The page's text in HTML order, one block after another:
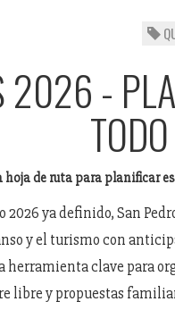
2026 -
hoja de ruta para planificar
2026 ya definido, San
y el turismo con
herramienta clave para
libre y propuestas